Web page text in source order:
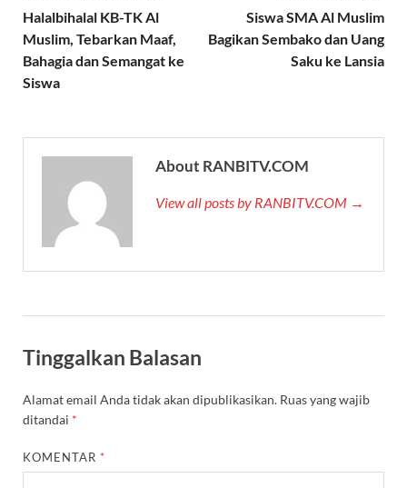
Halalbihalal KB-TK Al
Muslim, Tebarkan Maaf,
Bahagia dan Semangat ke
Siswa
Siswa SMA Al Muslim
Bagikan Sembako dan Uang
Saku ke Lansia
About RANBITV.COM
View all posts by RANBITV.COM →
Tinggalkan Balasan
Alamat email Anda tidak akan dipublikasikan. Ruas yang wajib
ditandai *
KOMENTAR *